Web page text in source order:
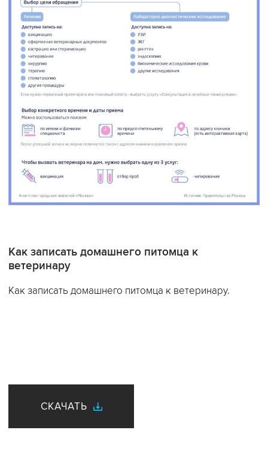
Как записать домашнего питомца к
ветеринару
Как записать домашнего питомца к ветеринару.
СКАЧАТЬ